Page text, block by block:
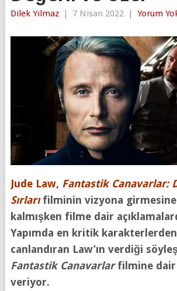
Dilek Yılmaz | 7 Nisan 2022 | Yorum
Jude Law, Fantastik Canavarlar:
Sırlarıfilminin vizyona girmesine
kalmışken filme dair
Yapımda en kritik
canlandıran Law’ın verdiği
Fantastik Canavarlarfilmine dair
veriyor.